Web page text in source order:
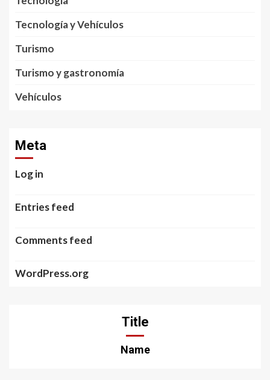
Tecnología y Vehículos
Turismo
Turismo y gastronomía
Vehículos
Meta
Log in
Entries feed
Comments feed
WordPress.org
Title
Name